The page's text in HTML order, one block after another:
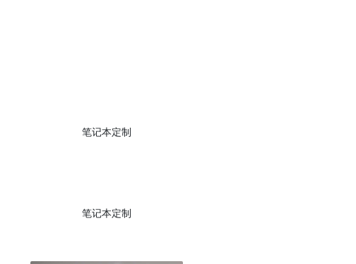
笔记本定制
笔记本定制